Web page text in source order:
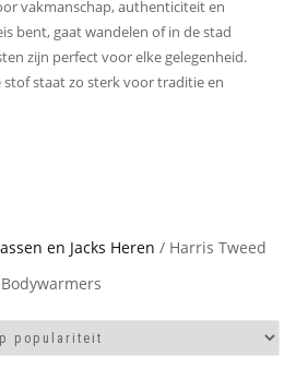
vakmanschap, authenticiteit en
bent, gaat wandelen of in de stad
zijn perfect voor elke gelegenheid.
stof staat zo sterk voor traditie en
en Jacks Heren / Harris Tweed
Bodywarmers